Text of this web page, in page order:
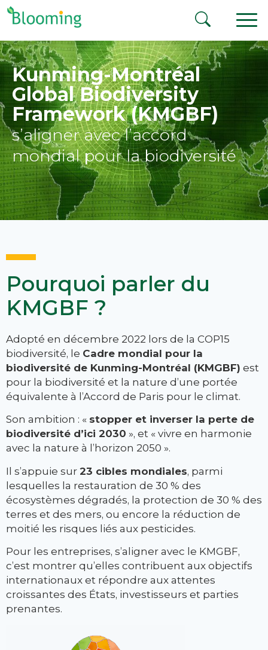
Aller au contenu
Kunming-Montréal
Global Biodiversity
Framework (KMGBF)
s’aligner avec l’accord
mondial pour la biodiversité
Pourquoi parler du
KMGBF ?
Adopté en décembre 2022 lors de la COP15
biodiversité, le Cadre mondial pour la
biodiversité de Kunming-Montréal (KMGBF) est
pour la biodiversité et la nature d’une portée
équivalente à l’Accord de Paris pour le climat.
Son ambition : « stopper et inverser la perte de
biodiversité d’ici 2030 », et « vivre en harmonie
avec la nature à l’horizon 2050 ».
Il s’appuie sur 23 cibles mondiales, parmi
lesquelles la restauration de 30 % des
écosystèmes dégradés, la protection de 30 % des
terres et des mers, ou encore la réduction de
moitié les risques liés aux pesticides.
Pour les entreprises, s’aligner avec le KMGBF,
c’est montrer qu’elles contribuent aux objectifs
internationaux et répondre aux attentes
croissantes des États, investisseurs et parties
prenantes.